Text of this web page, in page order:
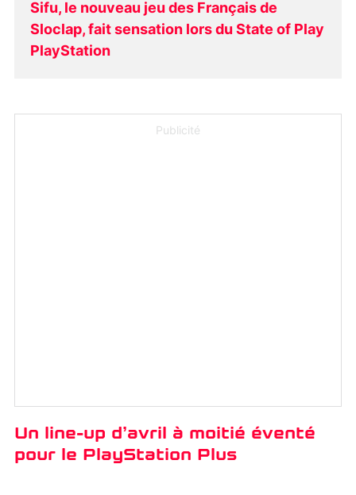
Sifu, le nouveau jeu des Français de
Sloclap, fait sensation lors du State of Play
PlayStation
Publicité
Un line-up d’avril à moitié éventé
pour le PlayStation Plus